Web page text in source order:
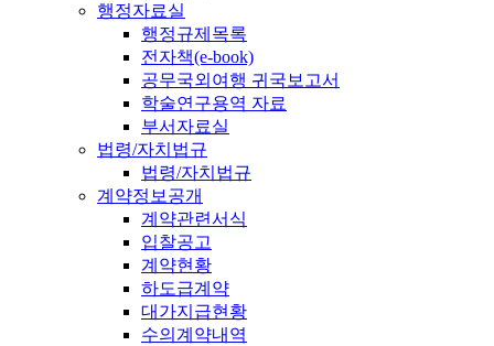
행정자료실
행정규제목록
전자책(e-book)
공무국외여행 귀국보고서
학술연구용역 자료
부서자료실
법령/자치법규
법령/자치법규
계약정보공개
계약관련서식
입찰공고
계약현황
하도급계약
대가지급현황
수의계약내역